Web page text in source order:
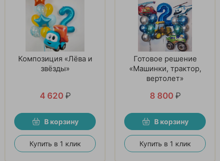
Композиция «Лёва и
звёзды»
4 620 ₽
В корзину
Купить в 1 клик
Готовое решение
«Машинки, трактор,
вертолет»
8 800 ₽
В корзину
Купить в 1 клик